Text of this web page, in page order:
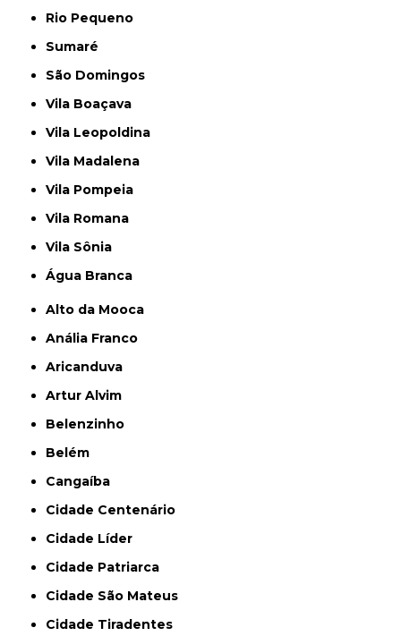
Rio Pequeno
Sumaré
São Domingos
Vila Boaçava
Vila Leopoldina
Vila Madalena
Vila Pompeia
Vila Romana
Vila Sônia
Água Branca
Alto da Mooca
Anália Franco
Aricanduva
Artur Alvim
Belenzinho
Belém
Cangaíba
Cidade Centenário
Cidade Líder
Cidade Patriarca
Cidade São Mateus
Cidade Tiradentes